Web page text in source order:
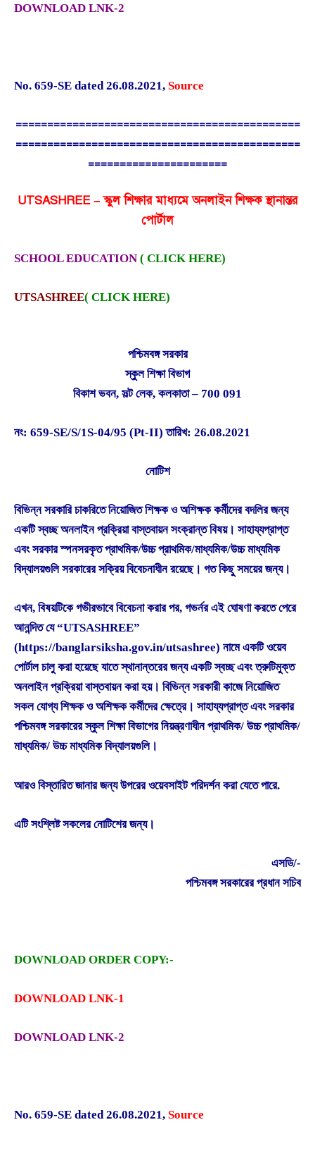
DOWNLOAD LNK-2
No. 659-SE dated 26.08.2021, Source
=============================================
=============================================
======================
UTSASHREE – স্কুল শিক্ষার মাধ্যমে অনলাইন শিক্ষক স্থানান্তর
পোর্টাল
SCHOOL EDUCATION ( CLICK HERE)
UTSASHREE( CLICK HERE)
পশ্চিমবঙ্গ সরকার
স্কুল শিক্ষা বিভাগ
বিকাশ ভবন, সল্ট লেক, কলকাতা – 700 091
নং: 659-SE/S/1S-04/95 (Pt-II) তারিখ: 26.08.2021
নোটিশ
বিভিন্ন সরকারি চাকরিতে নিয়োজিত শিক্ষক ও অশিক্ষক কর্মীদের বদলির জন্য
একটি স্বচ্ছ অনলাইন প্রক্রিয়া বাস্তবায়ন সংক্রান্ত বিষয়। সাহায্যপ্রাপ্ত
এবং সরকার স্পনসরকৃত প্রাথমিক/উচ্চ প্রাথমিক/মাধ্যমিক/উচ্চ মাধ্যমিক
বিদ্যালয়গুলি সরকারের সক্রিয় বিবেচনাধীন রয়েছে। গত কিছু সময়ের জন্য।
এখন, বিষয়টিকে গভীরভাবে বিবেচনা করার পর, গভর্নর এই ঘোষণা করতে পেরে
আনন্দিত যে “UTSASHREE”
(https://banglarsiksha.gov.in/utsashree) নামে একটি ওয়েব
পোর্টাল চালু করা হয়েছে যাতে স্থানান্তরের জন্য একটি স্বচ্ছ এবং ত্রুটিমুক্ত
অনলাইন প্রক্রিয়া বাস্তবায়ন করা হয়। বিভিন্ন সরকারী কাজে নিয়োজিত
সকল যোগ্য শিক্ষক ও অশিক্ষক কর্মীদের ক্ষেত্রে। সাহায্যপ্রাপ্ত এবং সরকার
পশ্চিমবঙ্গ সরকারের স্কুল শিক্ষা বিভাগের নিয়ন্ত্রণাধীন প্রাথমিক/ উচ্চ প্রাথমিক/
মাধ্যমিক/ উচ্চ মাধ্যমিক বিদ্যালয়গুলি।
আরও বিস্তারিত জানার জন্য উপরের ওয়েবসাইট পরিদর্শন করা যেতে পারে.
এটি সংশ্লিষ্ট সকলের নোটিশের জন্য।
এসডি/-
পশ্চিমবঙ্গ সরকারের প্রধান সচিব
DOWNLOAD ORDER COPY:-
DOWNLOAD LNK-1
DOWNLOAD LNK-2
No. 659-SE dated 26.08.2021, Source